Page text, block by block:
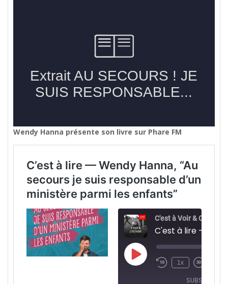
Wendy Hanna présente son livre sur Phare FM